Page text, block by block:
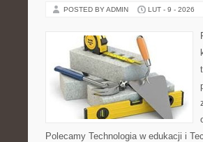
POSTED BY ADMIN LUT - 9 - 2026
Polecamy Technologia w edukacji i